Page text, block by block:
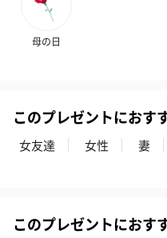
キャンドル・お香を同梱して
（
母の日
このプレゼントにおす
女友達 女性 妻
このプレゼントにおす